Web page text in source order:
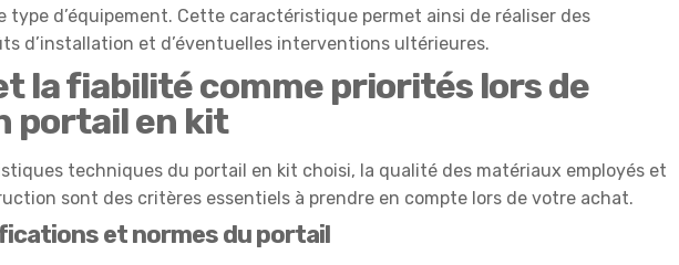
type d’équipement. Cette caractéristique permet ainsi de réaliser des
d’installation et d’éventuelles interventions ultérieures.
la fiabilité comme priorités lors de
portail en kit
techniques du portail en kit choisi, la qualité des matériaux employés et
sont des critères essentiels à prendre en compte lors de votre achat.
et normes du portail